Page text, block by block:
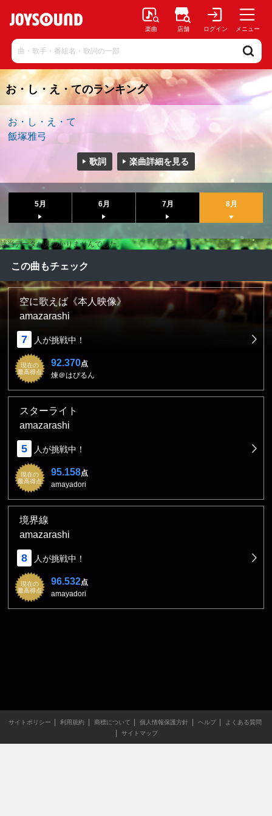
楽曲 店舗 ログイン メニュー
お・し・え・てのランキング
お・し・え・て
飯塚雅弓
歌詞 楽曲詳細を見る
5月 6月 7月 8月
該当データが見つかりませんでした。
この曲もチェック
空に歌えば《本人映像》
amazarashi
7 人が挑戦中！
現在の
最高得点
92.370点
煉＠はぴるん
スターライト
amazarashi
5 人が挑戦中！
現在の
最高得点
95.158点
amayadori
境界線
amazarashi
8 人が挑戦中！
現在の
最高得点
96.532点
amayadori
サイトポリシー 利用規約 商標について 個人情報保護方針 ヘルプ
よくある質問
サイトマップ